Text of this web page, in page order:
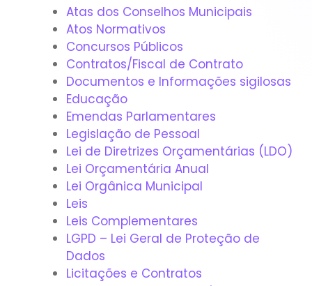
Atas dos Conselhos Municipais
Atos Normativos
Concursos Públicos
Contratos/Fiscal de Contrato
Documentos e Informações sigilosas
Educação
Emendas Parlamentares
Legislação de Pessoal
Lei de Diretrizes Orçamentárias (LDO)
Lei Orçamentária Anual
Lei Orgânica Municipal
Leis
Leis Complementares
LGPD – Lei Geral de Proteção de
Dados
Licitações e Contratos